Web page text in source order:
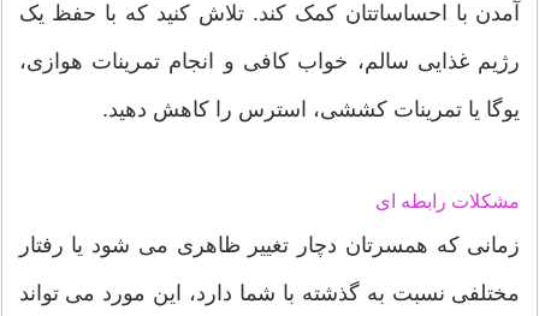
آمدن با احساساتتان کمک کند. تلاش کنید که با حفظ یک
رژیم غذایی سالم، خواب کافی و انجام تمرینات هوازی،
یوگا یا تمرینات کششی، استرس را کاهش دهید.
مشکلات رابطه ای
زمانی که همسرتان دچار تغییر ظاهری می شود یا رفتار
مختلفی نسبت به گذشته با شما دارد، این مورد می تواند